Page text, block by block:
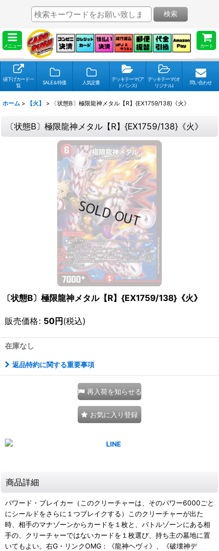
メニュー カート
検索
値下げカード一
覧
SALE＆特価 人気定番
デッキテーマ(ア
ドバンス)
デッキテーマ(オ
リジナル)
問い合わせ
ホーム > 【火】 > 〔状態B〕極限龍神メタル【R】{EX1759/138}《火》
〔状態B〕極限龍神メタル【R】{EX1759/138}《火》
〔状態B〕極限龍神メタル【R】{EX1759/138}《火》
販売価格: 50円(税込)
在庫なし
返品特約に関する重要事項
再入荷を知らせる
お気に入り登録
商品詳細
パワード・ブレイカー（このクリーチャーは、そのパワー6000ごと
にシールドをさらに１つブレイクする）このクリーチャーが出た
時、相手のマナゾーンからカードを１枚と、バトルゾーンにある相
手の、クリーチャーではないカードを１枚選び、持ち主の墓地に置
いてもよい。右G・リンクOMG：《龍神ヘヴィ》、《破壊神デ